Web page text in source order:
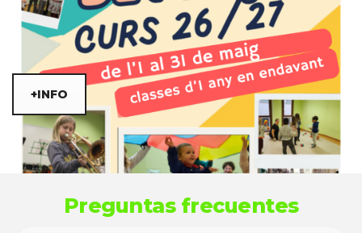
+INFO
Preguntas frecuentes